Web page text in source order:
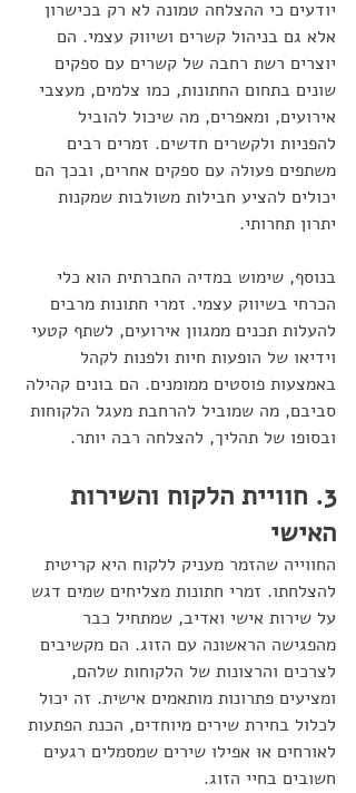
יודעים כי ההצלחה טמונה לא רק בכישרון
אלא גם בניהול קשרים ושיווק עצמי. הם
יוצרים רשת רחבה של קשרים עם ספקים
שונים בתחום החתונות, כמו צלמים, מעצבי
אירועים, ומאפרים, מה שיכול להוביל
להפניות ולקשרים חדשים. זמרים רבים
משתפים פעולה עם ספקים אחרים, ובכך הם
יכולים להציע חבילות משולבות שמקנות
יתרון תחרותי.
בנוסף, שימוש במדיה החברתית הוא כלי
הכרחי בשיווק עצמי. זמרי חתונות מרבים
להעלות תכנים ממגוון אירועים, לשתף קטעי
וידיאו של הופעות חיות ולפנות לקהל
באמצעות פוסטים ממומנים. הם בונים קהילה
סביבם, מה שמוביל להרחבת מעגל הלקוחות
ובסופו של תהליך, להצלחה רבה יותר.
3. חוויית הלקוח והשירות
האישי
החווייה שהזמר מעניק ללקוח היא קריטית
להצלחתו. זמרי חתונות מצליחים שמים דגש
על שירות אישי ואדיב, שמתחיל כבר
מהפגישה הראשונה עם הזוג. הם מקשיבים
לצרכים והרצונות של הלקוחות שלהם,
ומציעים פתרונות מותאמים אישית. זה יכול
לכלול בחירת שירים מיוחדים, הכנת הפתעות
לאורחים או אפילו שירים שמסמלים רגעים
חשובים בחיי הזוג.